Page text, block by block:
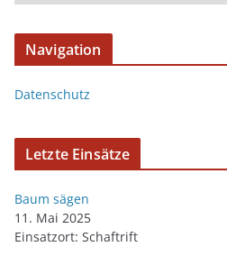
Navigation
Datenschutz
Letzte Einsätze
Baum sägen
11. Mai 2025
Einsatzort: Schaftrift